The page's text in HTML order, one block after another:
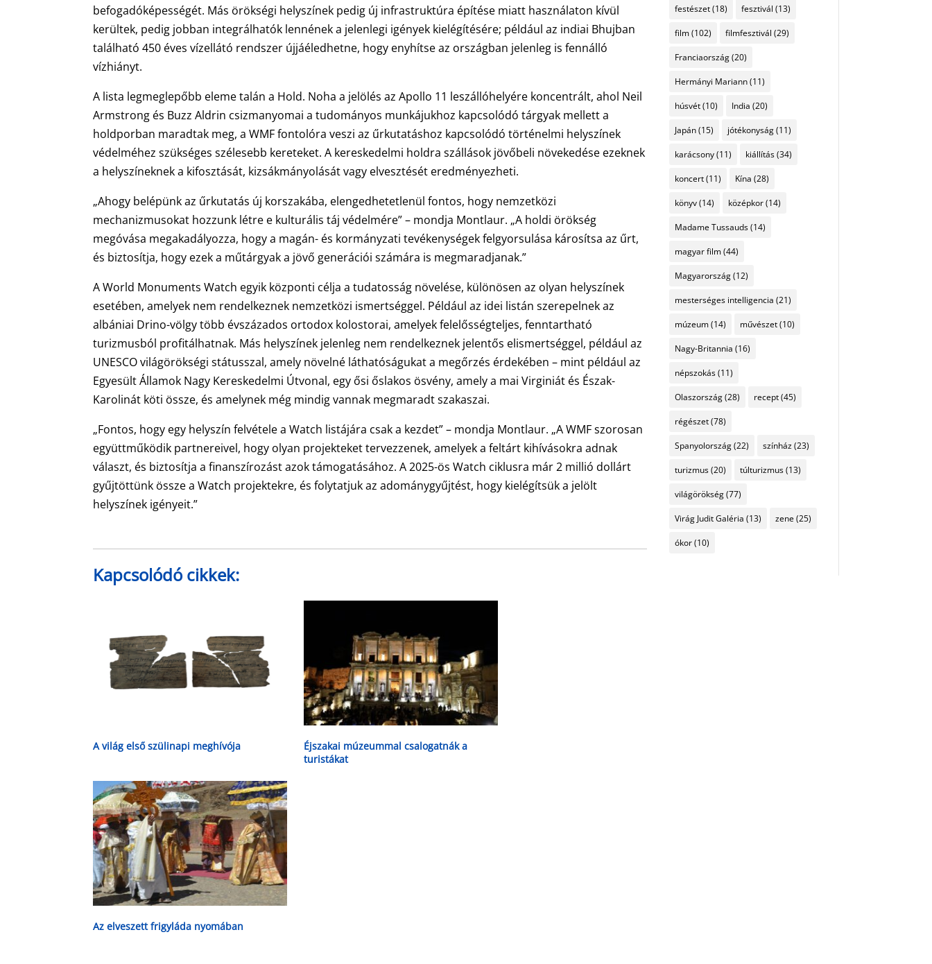
befogadóképességét. Más örökségi helyszínek pedig új infrastruktúra építése miatt használaton kívül
kerültek, pedig jobban integrálhatók lennének a jelenlegi igények kielégítésére; például az indiai Bhujban
található 450 éves vízellátó rendszer újjáéledhetne, hogy enyhítse az országban jelenleg is fennálló
vízhiányt.
A lista legmeglepőbb eleme talán a Hold. Noha a jelölés az Apollo 11 leszállóhelyére koncentrált, ahol Neil
Armstrong és Buzz Aldrin csizmanyomai a tudományos munkájukhoz kapcsolódó tárgyak mellett a
holdporban maradtak meg, a WMF fontolóra veszi az űrkutatáshoz kapcsolódó történelmi helyszínek
védelméhez szükséges szélesebb kereteket. A kereskedelmi holdra szállások jövőbeli növekedése ezeknek
a helyszíneknek a kifosztását, kizsákmányolását vagy elvesztését eredményezheti.
„Ahogy belépünk az űrkutatás új korszakába, elengedhetetlenül fontos, hogy nemzetközi
mechanizmusokat hozzunk létre e kulturális táj védelmére” – mondja Montlaur. „A holdi örökség
megóvása megakadályozza, hogy a magán- és kormányzati tevékenységek felgyorsulása károsítsa az űrt,
és biztosítja, hogy ezek a műtárgyak a jövő generációi számára is megmaradjanak.”
A World Monuments Watch egyik központi célja a tudatosság növelése, különösen az olyan helyszínek
esetében, amelyek nem rendelkeznek nemzetközi ismertséggel. Például az idei listán szerepelnek az
albániai Drino-völgy több évszázados ortodox kolostorai, amelyek felelősségteljes, fenntartható
turizmusból profitálhatnak. Más helyszínek jelenleg nem rendelkeznek jelentős elismertséggel, például az
UNESCO világörökségi státusszal, amely növelné láthatóságukat a megőrzés érdekében – mint például az
Egyesült Államok Nagy Kereskedelmi Útvonal, egy ősi őslakos ösvény, amely a mai Virginiát és Észak-
Karolinát köti össze, és amelynek még mindig vannak megmaradt szakaszai.
„Fontos, hogy egy helyszín felvétele a Watch listájára csak a kezdet” – mondja Montlaur. „A WMF szorosan
együttműködik partnereivel, hogy olyan projekteket tervezzenek, amelyek a feltárt kihívásokra adnak
választ, és biztosítja a finanszírozást azok támogatásához. A 2025-ös Watch ciklusra már 2 millió dollárt
gyűjtöttünk össze a Watch projektekre, és folytatjuk az adománygyűjtést, hogy kielégítsük a jelölt
helyszínek igényeit.”
Kapcsolódó cikkek:
A világ első szülinapi meghívója
Éjszakai múzeummal csalogatnák a
turistákat
Az elveszett frigyláda nyomában
festészet(18) fesztivál (13)
film(102) filmfesztivál (29)
Franciaország(20)
Hermányi Mariann(11)
húsvét(10) India (20)
Japán(15) jótékonyság(11)
karácsony(11) kiállítás(34)
koncert(11) Kína (28)
könyv(14) középkor(14)
Madame Tussauds(14)
magyar film(44)
Magyarország(12)
mesterséges intelligencia (21)
múzeum(14) művészet(10)
Nagy-Britannia (16)
népszokás(11)
Olaszország(28) recept(45)
régészet(78)
Spanyolország(22) színház(23)
turizmus(20) túlturizmus(13)
világörökség(77)
Virág Judit Galéria (13) zene (25)
ókor(10)